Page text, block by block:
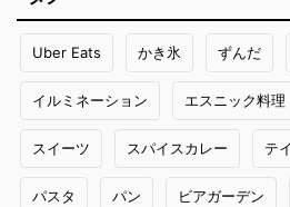
Uber Eats かき氷 ずんだ
イルミネーション エスニック料理
スイーツ スパイスカレー テ
パスタ パン ビアガーデン